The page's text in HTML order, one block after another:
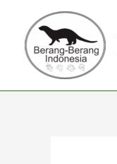
konten